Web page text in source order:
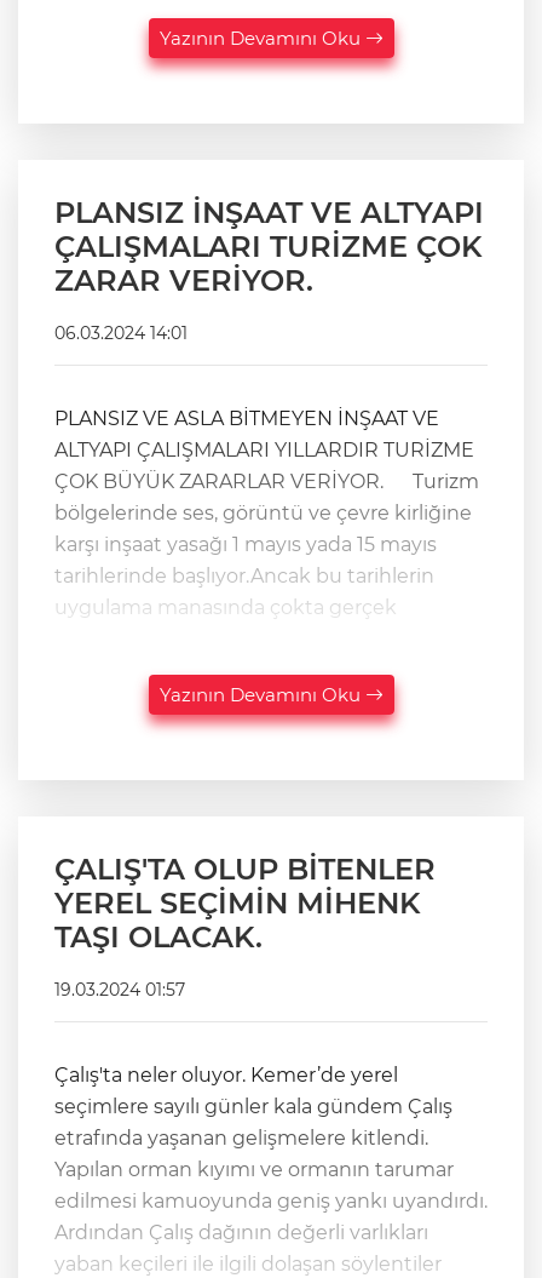
Yazının Devamını Oku
PLANSIZ İNŞAAT VE ALTYAPI
ÇALIŞMALARI TURİZME ÇOK
ZARAR VERİYOR.
06.03.2024 14:01
PLANSIZ VE ASLA BİTMEYEN İNŞAAT VE
ALTYAPI ÇALIŞMALARI YILLARDIR TURİZME
ÇOK BÜYÜK ZARARLAR VERİYOR. Turizm
bölgelerinde ses, görüntü ve çevre kirliğine
karşı inşaat yasağı 1 mayıs yada 15 mayıs
tarihlerinde başlıyor.Ancak bu tarihlerin
uygulama manasında çokta gerçek
Yazının Devamını Oku
ÇALIŞ'TA OLUP BİTENLER
YEREL SEÇİMİN MİHENK
TAŞI OLACAK.
19.03.2024 01:57
Çalış'ta neler oluyor. Kemer’de yerel
seçimlere sayılı günler kala gündem Çalış
etrafında yaşanan gelişmelere kitlendi.
Yapılan orman kıyımı ve ormanın tarumar
edilmesi kamuoyunda geniş yankı uyandırdı.
Ardından Çalış dağının değerli varlıkları
yaban keçileri ile ilgili dolaşan söylentiler